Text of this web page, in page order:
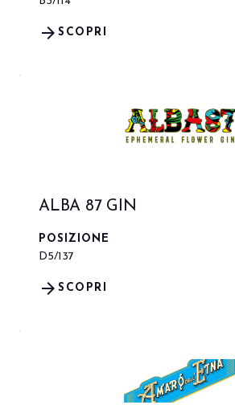
SCOPRI
arrow_forward
ALBA 87 GIN
POSIZIONE
D5/137
SCOPRI
arrow_forward